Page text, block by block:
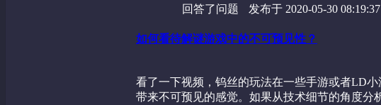
回答了问题 发布于 2020-05-30 08:19:37
如何看待解谜游戏中的不可预见性？
看了一下视频，钨丝的玩法在一些手游或者LD
带来不可预见的感觉。如果从技术细节的角度分